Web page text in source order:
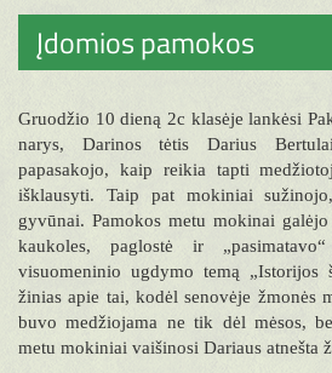
Įdomios pamokos
Gruodžio 10 dieną 2c klasėje lankėsi
narys, Darinos tėtis Darius
papasakojo, kaip reikia tapti
išklausyti. Taip pat mokiniai
gyvūnai. Pamokos metu mokinai
kaukoles, paglostė ir
visuomeninio ugdymo temą „Istorijos
žinias apie tai, kodėl senovėje žmonės
buvo medžiojama ne tik dėl mėsos,
metu mokiniai vaišinosi Dariaus atnešta